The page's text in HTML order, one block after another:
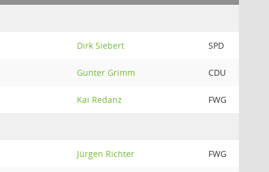
Dirk Siebert SPD
Gunter Grimm CDU
Kai Redanz FWG
Jürgen Richter FWG